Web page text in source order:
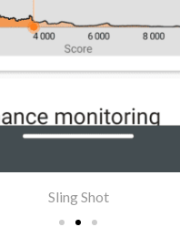
Sling Shot